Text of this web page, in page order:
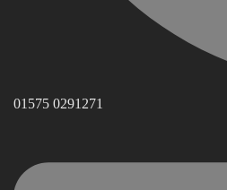
01575 0291271